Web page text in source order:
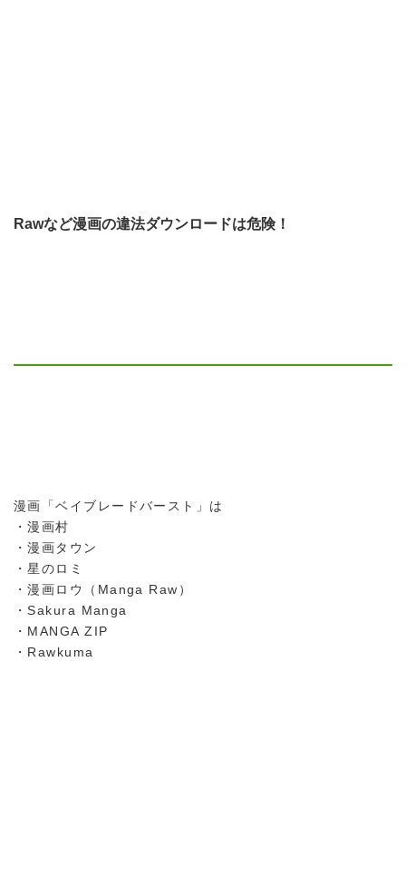
Rawなど漫画の違法ダウンロードは危険！
漫画「ベイブレードバースト」は
・漫画村
・漫画タウン
・星のロミ
・漫画ロウ（Manga Raw）
・Sakura Manga
・MANGA ZIP
・Rawkuma